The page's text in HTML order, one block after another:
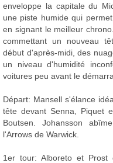
enveloppe la capitale du
une piste humide qui
en signant le meilleur
commettant un nouveau
début d'après-midi, des
un niveau d'humidité
voitures peu avant le
Départ: Mansell s'élance
tête devant Senna, Piquet
Boutsen. Johansson
l'Arrows de Warwick.
1er tour: Alboreto et Prost